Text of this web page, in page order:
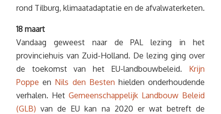
rond Tilburg, klimaatadaptatie en de afvalwaterketen.
18 maart
Vandaag geweest naar de PAL lezing in het
provinciehuis van Zuid-Holland. De lezing ging over
de toekomst van het EU-landbouwbeleid. Krijn
Poppe en Nils den Besten hielden onderhoudende
verhalen. Het Gemeenschappelijk Landbouw Beleid
(GLB) van de EU kan na 2020 er wat betreft de